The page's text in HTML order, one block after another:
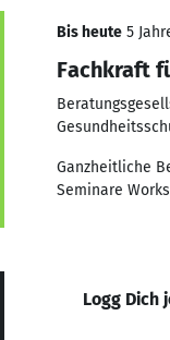
Bis heute 5
Fachkraft
Ganzheitliche
Seminare
Logg Dich